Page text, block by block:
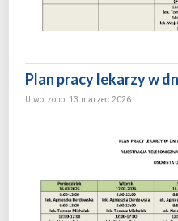
Plan pracy lekarzy w
Utworzono: 13 marzec 2026